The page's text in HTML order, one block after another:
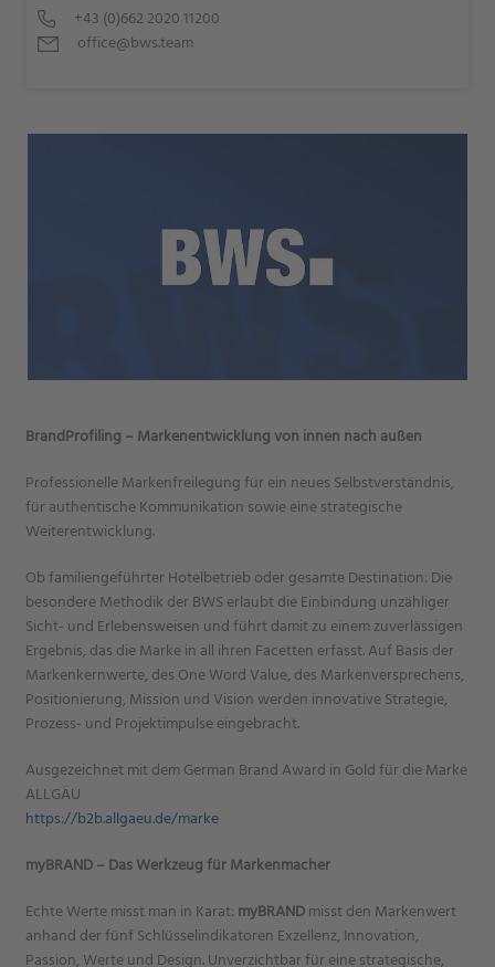
+43 (0)662 2020 11200
office@bws.team
BrandProfiling – Markenentwicklung von innen nach außen
Professionelle Markenfreilegung für ein neues Selbstverständnis,
für authentische Kommunikation sowie eine strategische
Weiterentwicklung.
Ob familiengeführter Hotelbetrieb oder gesamte Destination: Die
besondere Methodik der BWS erlaubt die Einbindung unzähliger
Sicht- und Erlebensweisen und führt damit zu einem zuverlässigen
Ergebnis, das die Marke in all ihren Facetten erfasst. Auf Basis der
Markenkernwerte, des One Word Value, des Markenversprechens,
Positionierung, Mission und Vision werden innovative Strategie,
Prozess- und Projektimpulse eingebracht.
Ausgezeichnet mit dem German Brand Award in Gold für die Marke
ALLGÄU
https://b2b.allgaeu.de/marke
myBRAND – Das Werkzeug für Markenmacher
Echte Werte misst man in Karat: myBRANDmisst den Markenwert
anhand der fünf Schlüsselindikatoren Exzellenz, Innovation,
Passion, Werte und Design. Unverzichtbar für eine strategische,